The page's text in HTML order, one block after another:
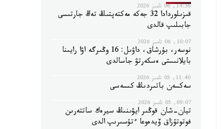
14:56, 06 تامىز 2026
قىزىلوردادا 32 جەكە مەكتەپتىڭ تەڭ جارتىسى
جابىلىپ قالدى
10:07, 06 تامىز 2026
نوسەر، بۇرشاق، داۋىل: 16 وڭىرگە اۋا رايىنا
بايلانىستى ەسكەرتۋ جاسالدى
11:40, 05 تامىز 2026
سەكسەن باتىردىڭ كىسەسى
09:07, 05 تامىز 2026
تيان-شان قوڭىر ايۋىنىڭ سيرەك ساتتەرىن
فوتوتۇزاق ۆيدەوعا ءتۇسىرىپ الدى